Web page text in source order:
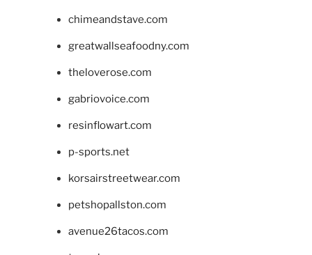
chimeandstave.com
greatwallseafoodny.com
theloverose.com
gabriovoice.com
resinflowart.com
p-sports.net
korsairstreetwear.com
petshopallston.com
avenue26tacos.com